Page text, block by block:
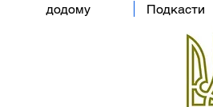
додому Подкасти